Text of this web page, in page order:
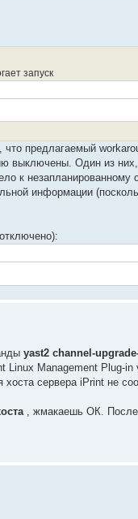
запуск
предлагаемый
выключены. Один из
к незапланированному
информации
yast2 channel-
Linux Management Plug-
сервера iPrint не
, жмакаешь ОК.